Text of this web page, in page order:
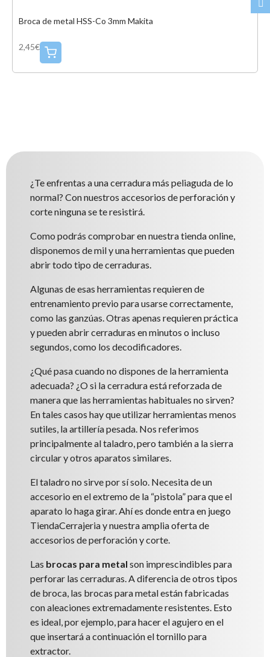
Broca de metal HSS-Co 3mm Makita
2,45€
¿Te enfrentas a una cerradura más peliaguda de lo
normal? Con nuestros accesorios de perforación y
corte ninguna se te resistirá.
Como podrás comprobar en nuestra tienda online,
disponemos de mil y una herramientas que pueden
abrir todo tipo de cerraduras.
Algunas de esas herramientas requieren de
entrenamiento previo para usarse correctamente,
como las ganzúas. Otras apenas requieren práctica
y pueden abrir cerraduras en minutos o incluso
segundos, como los decodificadores.
¿Qué pasa cuando no dispones de la herramienta
adecuada? ¿O si la cerradura está reforzada de
manera que las herramientas habituales no sirven?
En tales casos hay que utilizar herramientas menos
sutiles, la artillería pesada. Nos referimos
principalmente al taladro, pero también a la sierra
circular y otros aparatos similares.
El taladro no sirve por sí solo. Necesita de un
accesorio en el extremo de la “pistola” para que el
aparato lo haga girar. Ahí es donde entra en juego
TiendaCerrajeria y nuestra amplia oferta de
accesorios de perforación y corte.
Las brocas para metal son imprescindibles para
perforar las cerraduras. A diferencia de otros tipos
de broca, las brocas para metal están fabricadas
con aleaciones extremadamente resistentes. Esto
es ideal, por ejemplo, para hacer el agujero en el
que insertará a continuación el tornillo para
extractor.